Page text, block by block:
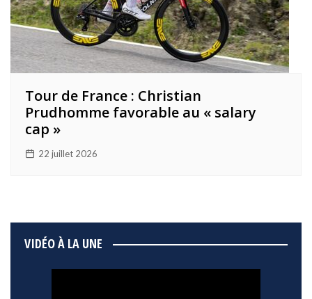
Tour de France : Christian
Prudhomme favorable au « salary
cap »
22 juillet 2026
VIDÉO À LA UNE